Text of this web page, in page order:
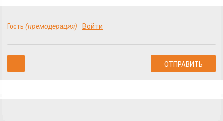
Гость (премодерация) Войти